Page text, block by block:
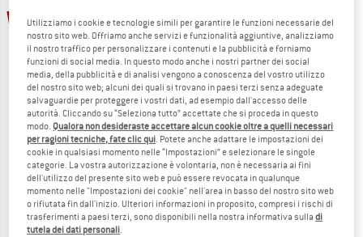
48%
LOWE ALPINE
Women's AirZone Trail ND33
Zaino da escursionismo
149,95 €77,97 €
(0)
SALOMON
Active Skin 4 Set
Gilet da corsa
da 94,95 €
4,9(14)
Utilizziamo i cookie e tecnologie simili per garantire le funzioni necessarie del
nostro sito web. Offriamo anche servizi e funzionalità aggiuntive, analizziamo
il nostro traffico per personalizzare i contenuti e la pubblicità e forniamo
funzioni di social media. In questo modo anche i nostri partner dei social
media, della pubblicità e di analisi vengono a conoscenza del vostro utilizzo
del nostro sito web; alcuni dei quali si trovano in paesi terzi senza adeguate
salvaguardie per proteggere i vostri dati, ad esempio dall'accesso delle
autorità. Cliccando su “Seleziona tutto” accettate che si proceda in questo
modo. Qualora non desideraste accettare alcun cookie oltre a quelli necessari
per ragioni tecniche, fate clic qui. Potete anche adattare le impostazioni dei
cookie in qualsiasi momento nelle “Impostazioni” e selezionare le singole
categorie. La vostra autorizzazione è volontaria, non è necessaria ai fini
dell'utilizzo del presente sito web e può essere revocata in qualunque
momento nelle "Impostazioni dei cookie" nell'area in basso del nostro sito web
o rifiutata fin dall'inizio. Ulteriori informazioni in proposito, compresi i rischi di
trasferimenti a paesi terzi, sono disponibili nella nostra informativa sulladi
tutela dei dati personali.